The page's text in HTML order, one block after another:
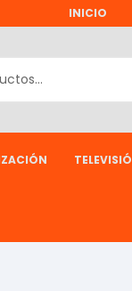
INICIO